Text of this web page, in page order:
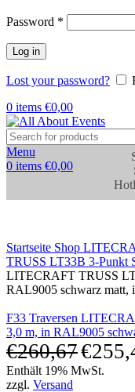
Password *
Log in
Lost your password?
0 items €0,00
Menu
0 items €0,00
Startseite Shop
TRUSS LT33B 3-Punkt
LITECRAFT TRUSS
RAL9005 schwarz matt,
F33 Traversen
3,0 m, in RAL9005
€260,67€
Enthält 19% MwSt.
zzgl. Versand